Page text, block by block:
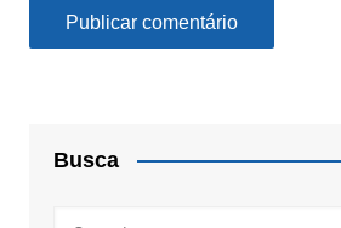
Busca